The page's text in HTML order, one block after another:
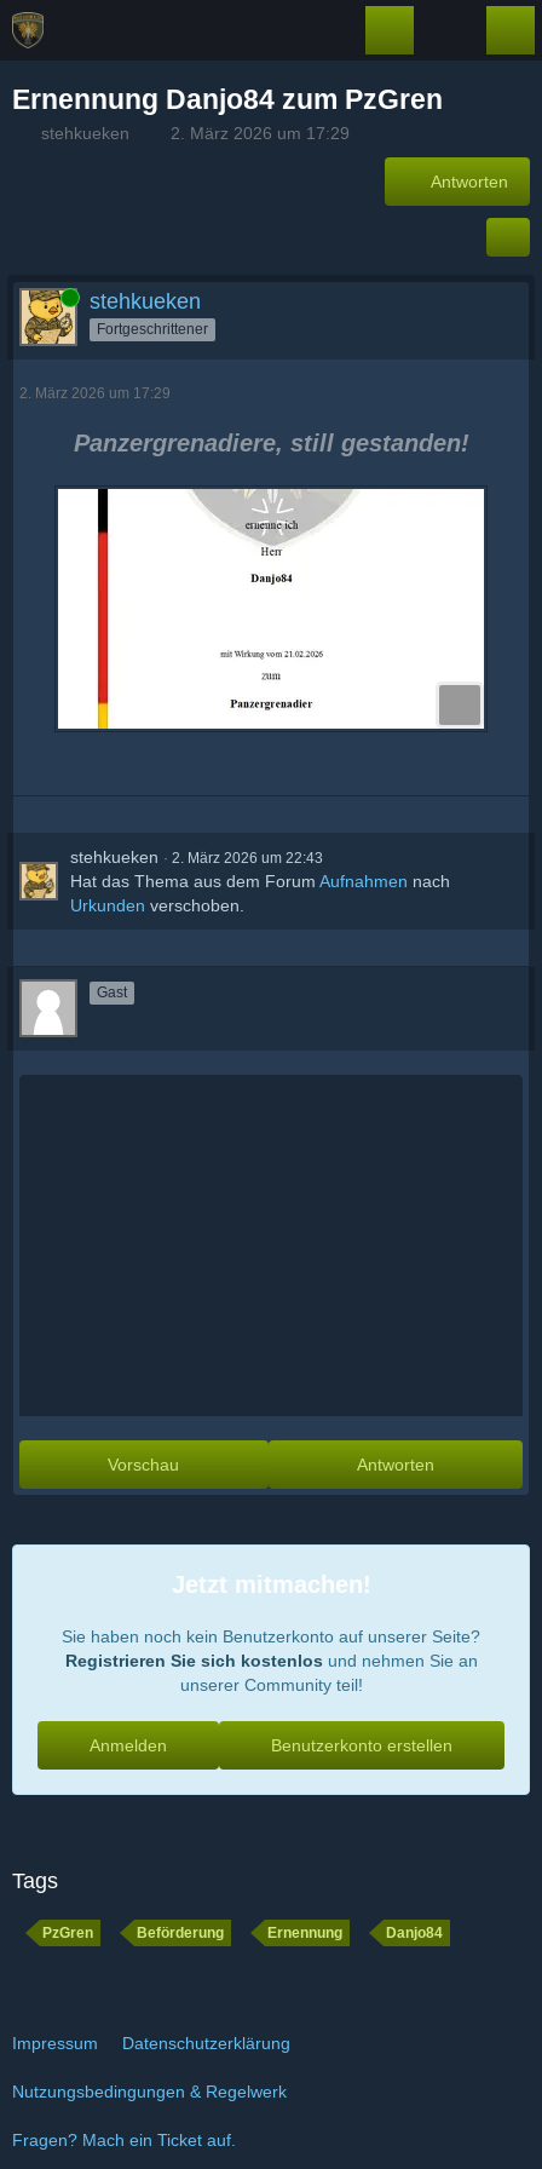
Ernennung Danjo84 zum PzGren
stehkueken 2. März 2026 um 17:29
Antworten
Online stehkueken
Fortgeschrittener
2. März 2026 um 17:29
Panzergrenadiere, still gestanden!
stehkueken 2. März 2026 um 22:43
Hat das Thema aus dem Forum Aufnahmen nach
Urkunden verschoben.
Gast
Antworten
Vorschau
Jetzt mitmachen!
Sie haben noch kein Benutzerkonto auf unserer Seite?
Registrieren Sie sich kostenlos und nehmen Sie an
unserer Community teil!
Benutzerkonto erstellen
Anmelden
Tags
PzGren Beförderung Ernennung Danjo84
Impressum Datenschutzerklärung
Nutzungsbedingungen & Regelwerk
Fragen? Mach ein Ticket auf.